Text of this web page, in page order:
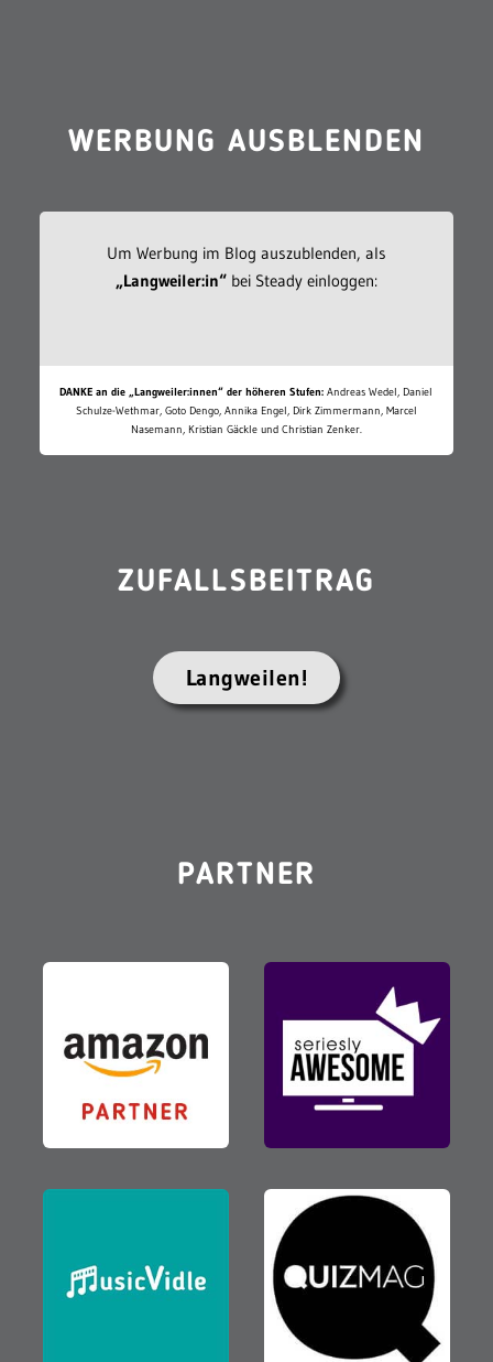
WERBUNG AUSBLENDEN
Um Werbung im Blog auszublenden, als
„Langweiler:in“bei Steady einloggen:
DANKE an die „Langweiler:innen“ der höheren Stufen: Andreas Wedel, Daniel
Schulze-Wethmar, Goto Dengo, Annika Engel, Dirk Zimmermann, Marcel
Nasemann, Kristian Gäckle und Christian Zenker.
ZUFALLSBEITRAG
Langweilen!
PARTNER